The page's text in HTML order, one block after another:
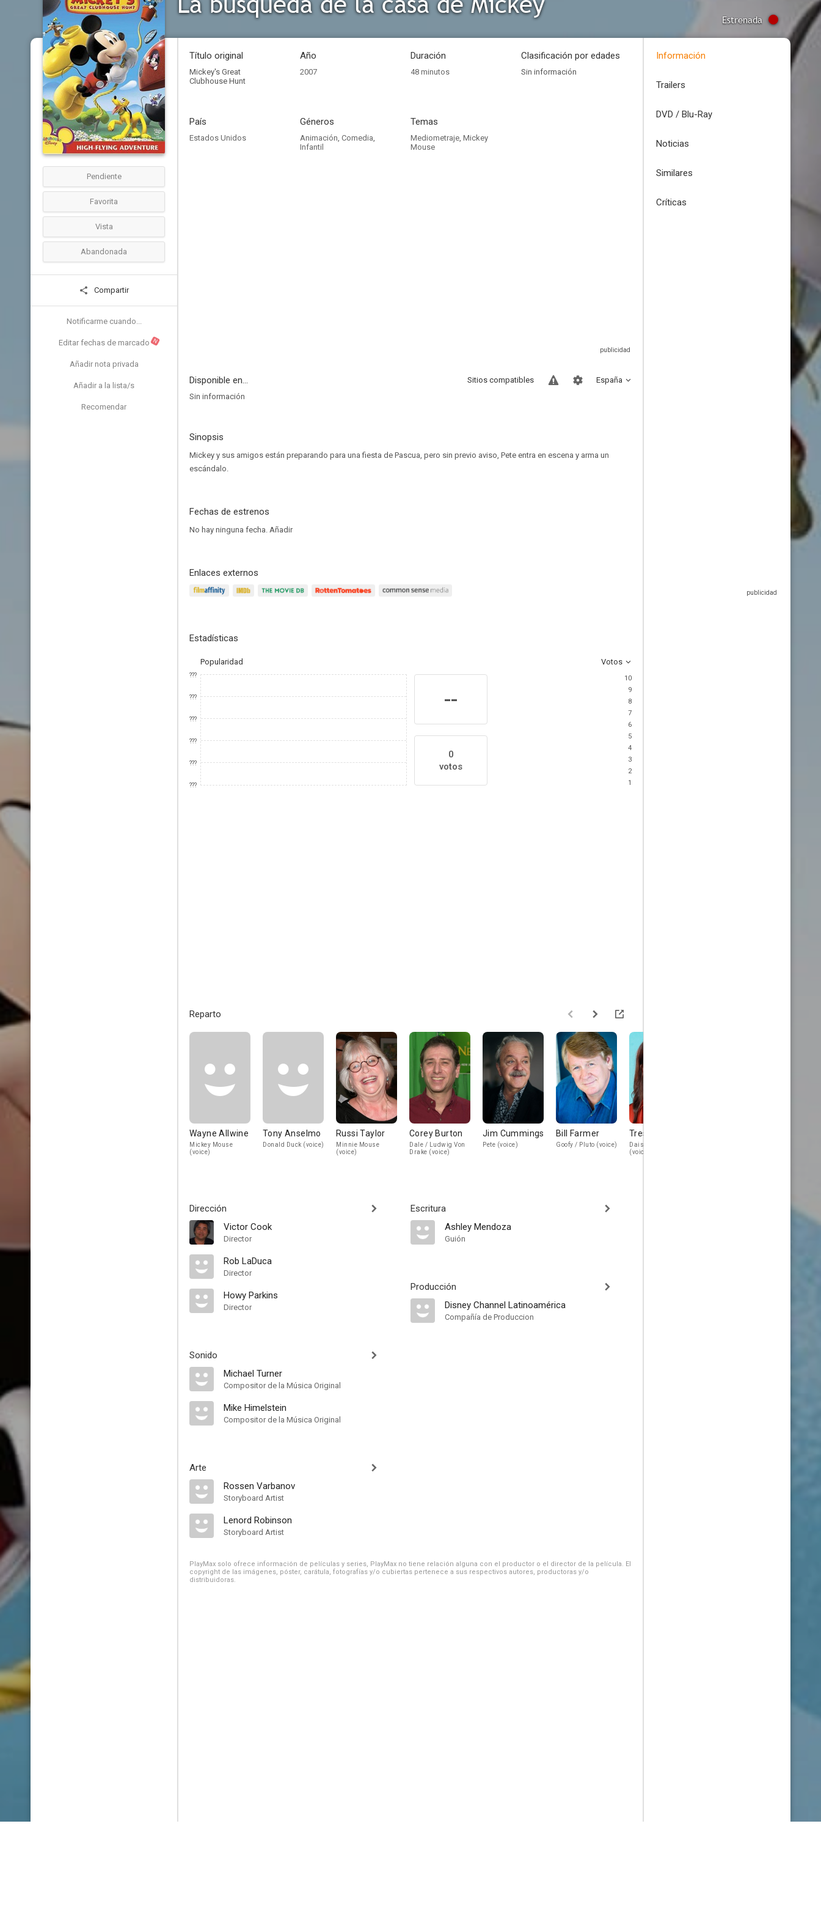
Estrenada
Pendiente
Favorita
Vista
Abandonada
Compartir
Notificarme cuando...
Editar fechas de marcado N
Añadir nota privada
Añadir a la lista/s
Recomendar
Título original
Mickey's Great
Clubhouse Hunt
Año
2007
Duración
48 minutos
Clasificación por edades
Sin información
País
Estados Unidos
Géneros
Animación, Comedia,
Infantil
Temas
Mediometraje, Mickey
Mouse
Disponible en... España
Sitios compatibles
Sin información
Sinopsis
Mickey y sus amigos están preparando para una fiesta de Pascua, pero sin previo aviso, Pete entra en escena y arma un
escándalo.
Fechas de estrenos
No hay ninguna fecha. Añadir
Enlaces externos
Estadísticas
Popularidad Votos
???
???
???
???
???
???
--
0
votos
10
9
8
7
6
5
4
3
2
1
Reparto
Wayne Allwine
Mickey Mouse
(voice)
Tony Anselmo
Donald Duck (voice)
Russi Taylor
Minnie Mouse
(voice)
Corey Burton
Dale / Ludwig Von
Drake (voice)
Jim Cummings
Pete (voice)
Bill Farmer
Goofy / Pluto (voice)
Tress MacNeille
Daisy Duck / Chip
(voice)
Dirección
Victor Cook
Director
Rob LaDuca
Director
Howy Parkins
Director
Sonido
Michael Turner
Compositor de la Música Original
Mike Himelstein
Compositor de la Música Original
Arte
Rossen Varbanov
Storyboard Artist
Lenord Robinson
Storyboard Artist
Escritura
Ashley Mendoza
Guión
Producción
Disney Channel Latinoamérica
Compañía de Produccion
PlayMax solo ofrece información de películas y series, PlayMax no tiene relación alguna con el productor o el director de la película. El
copyright de las imágenes, póster, carátula, fotografías y/o cubiertas pertenece a sus respectivos autores, productoras y/o
distribuidoras.
Información
Trailers
DVD / Blu-Ray
Noticias
Similares
Críticas